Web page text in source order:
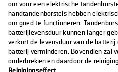
om voor een elektrische
handtandenborstels hebben
om goed te functioneren.
batterijlevensduur kunnen langer
verkort de levensduur van de
batterij verminderen. Bovendien zal
onderbreken en daardoor de